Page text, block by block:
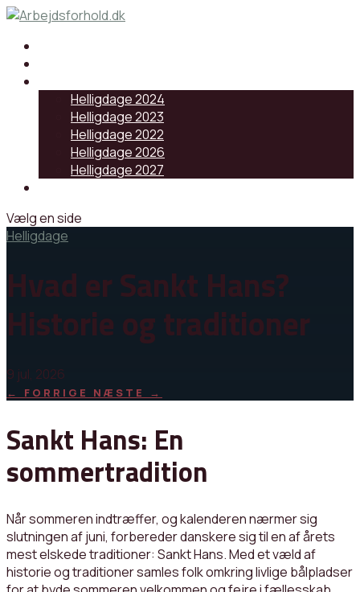
Helligdage 2024
Helligdage 2023
Helligdage 2022
Helligdage 2026
Helligdage 2027
Vælg en side
Helligdage
Hvad er Sankt Hans?
Historie og traditioner
9 jul, 2026
← FORRIGE NÆSTE →
Sankt Hans: En
sommertradition
Når sommeren indtræffer, og kalenderen nærmer sig
slutningen af juni, forbereder danskere sig til en af årets
mest elskede traditioner: Sankt Hans. Med et væld af
historie og traditioner samles folk omkring livlige bålpladser